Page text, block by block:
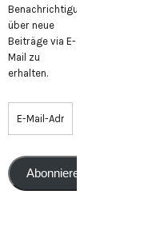
Benachrichtigungen
über neue
Beiträge via E-
Mail zu
erhalten.
Abonnieren